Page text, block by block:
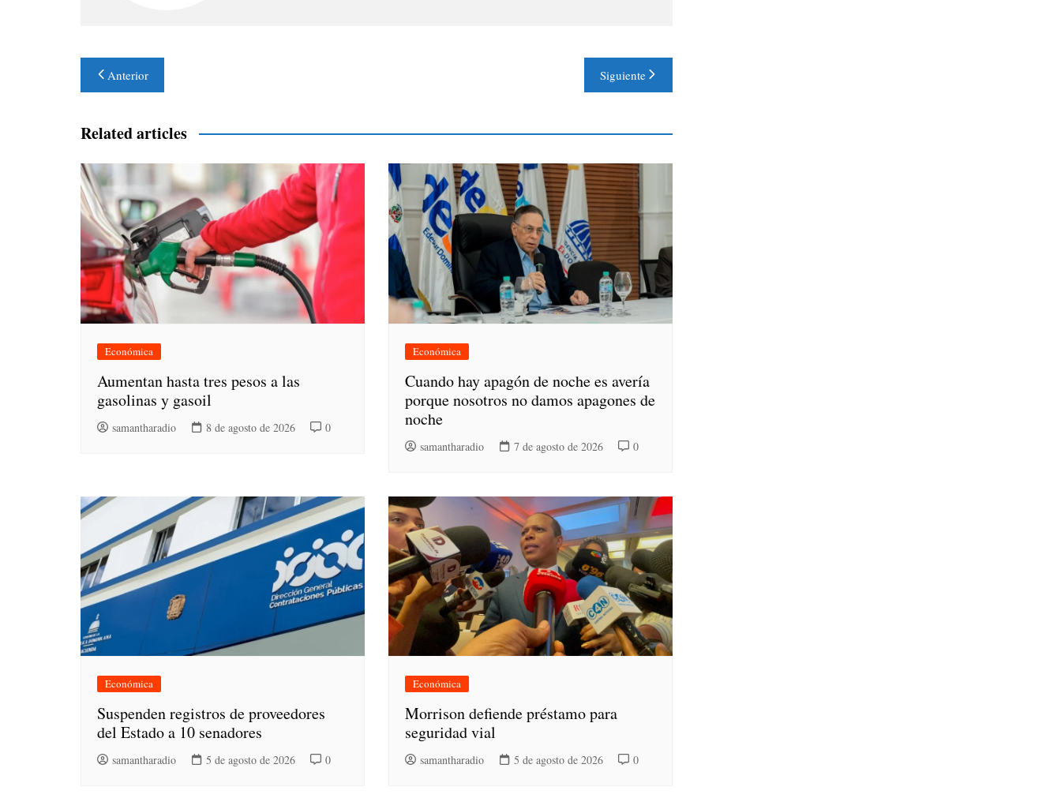
Navegación
de
entradas
Anterior Siguiente
Related articles
Económica
Aumentan hasta tres pesos a las
gasolinas y gasoil
samantharadio 8 de agosto de 2026 0
Económica
Cuando hay apagón de noche es avería
porque nosotros no damos apagones de
noche
samantharadio 7 de agosto de 2026 0
Económica
Suspenden registros de proveedores
del Estado a 10 senadores
samantharadio 5 de agosto de 2026 0
Económica
Morrison defiende préstamo para
seguridad vial
samantharadio 5 de agosto de 2026 0